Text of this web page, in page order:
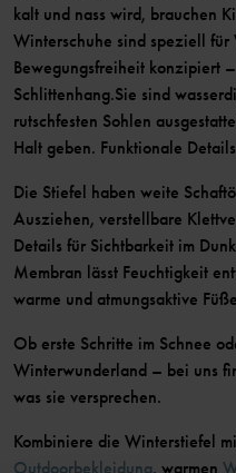
kalt und nass wird, brauchen
Winterschuhe sind speziell
Bewegungsfreiheit konzipiert
Schlittenhang.Sie sind
rutschfesten Sohlen
Halt geben. Funktionale
Die Stiefel haben weite
Ausziehen, verstellbare
Details für Sichtbarkeit im
Membran lässt Feuchtigkeit
warme und atmungsaktive
Ob erste Schritte im Schnee
Winterwunderland – bei uns
was sie versprechen.
Kombiniere die Winterstiefel
Outdoorbekleidung, warmen